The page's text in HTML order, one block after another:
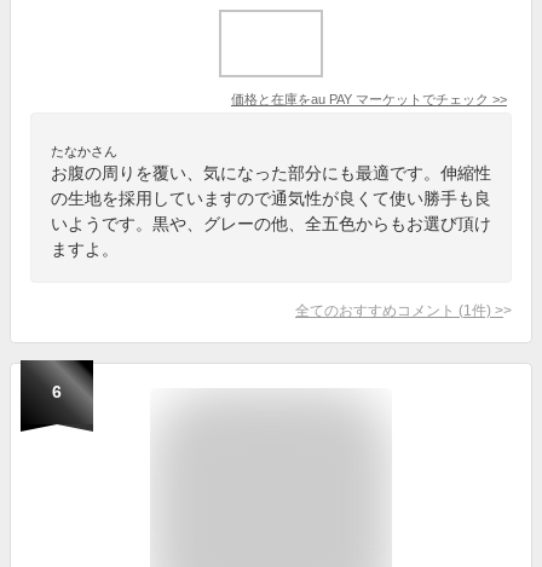
価格と在庫をau PAY マーケット でチェック >>
たなかさん
お腹の周りを覆い、気になった部分にも最適です。伸縮性
の生地を採用していますので通気性が良くて使い勝手も良
いようです。黒や、グレーの他、全五色からもお選び頂け
ますよ。
全てのおすすめコメント (1 件) >
6